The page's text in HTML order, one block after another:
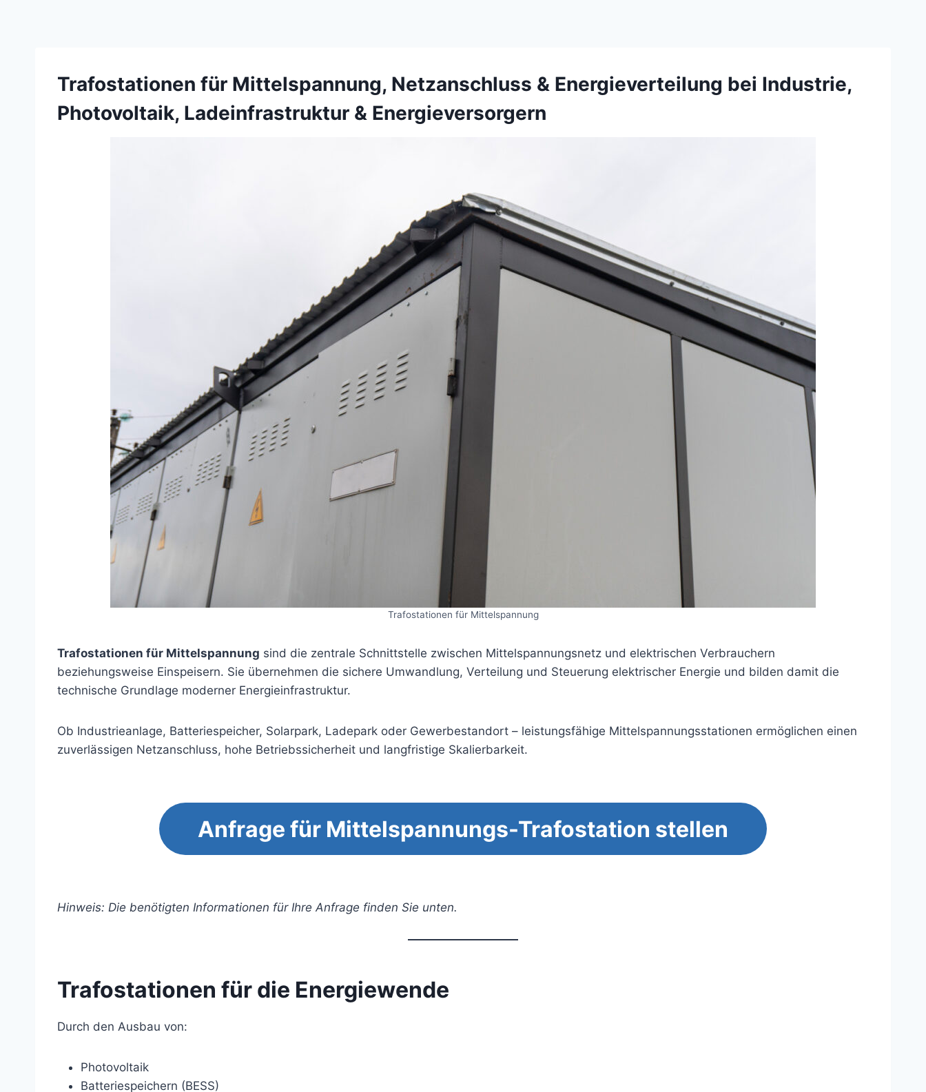
Trafostationen für Mittelspannung, Netzanschluss & Energieverteilung bei Industrie,
Photovoltaik, Ladeinfrastruktur & Energieversorgern
Trafostationen für Mittelspannung
Trafostationen für Mittelspannung sind die zentrale Schnittstelle zwischen Mittelspannungsnetz und elektrischen Verbrauchern
beziehungsweise Einspeisern. Sie übernehmen die sichere Umwandlung, Verteilung und Steuerung elektrischer Energie und bilden damit die
technische Grundlage moderner Energieinfrastruktur.
Ob Industrieanlage, Batteriespeicher, Solarpark, Ladepark oder Gewerbestandort – leistungsfähige Mittelspannungsstationen ermöglichen einen
zuverlässigen Netzanschluss, hohe Betriebssicherheit und langfristige Skalierbarkeit.
Anfrage für Mittelspannungs-Trafostation stellen
Hinweis: Die benötigten Informationen für Ihre Anfrage finden Sie unten.
Trafostationen für die Energiewende
Durch den Ausbau von:
Photovoltaik
Batteriespeichern (BESS)